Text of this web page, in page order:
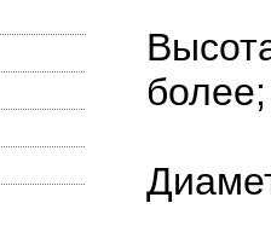
более;